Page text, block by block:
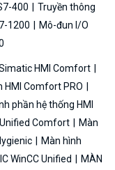
400
Truyền thông
1200
Mô-đun I/O
HMI Comfort
HMI Comfort PRO
phần hệ thống HMI
Unified Comfort
Màn
Màn hình
WinCC Unified
MÀN